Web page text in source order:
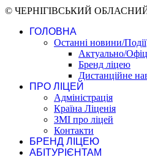
© ЧЕРНІГІВСЬКИЙ
ГОЛОВНА
Останні новини/Події
Актуально/
Бренд ліцею
Дистанційне
ПРО ЛІЦЕЙ
Адміністрація
Країна Ліценія
ЗМІ про ліцей
Контакти
БРЕНД ЛІЦЕЮ
АБІТУРІЄНТАМ